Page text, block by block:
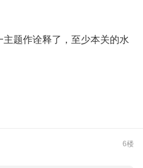
主题作诠释了，至少本关的水
6楼